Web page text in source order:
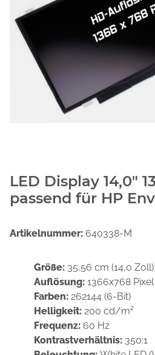
LED Display 14,0"
passend für HP
Artikelnummer: 640338-M
Größe: 35,56 cm (14,0 Zoll)
Auflösung: 1366x768
Farben: 262144 (6-Bit)
Helligkeit: 200 cd/m²
Frequenz: 60 Hz
Kontrastverhältnis: 350:1